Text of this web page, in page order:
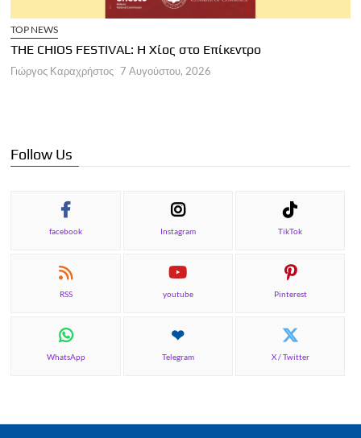
TOP NEWS
THE CHIOS FESTIVAL: Η Χίος στο Επίκεντρο
Γιώργος Καραχρήστος 7 Αυγούστου, 2026
Follow Us
facebook Instagram TikTok
RSS youtube Pinterest
WhatsApp Telegram X / Twitter